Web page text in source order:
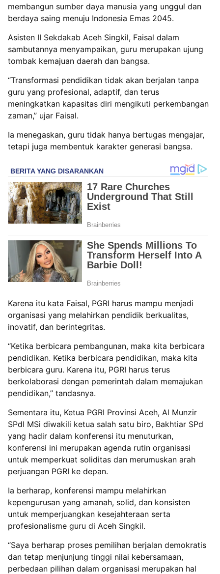
membangun sumber daya manusia yang unggul dan
berdaya saing menuju Indonesia Emas 2045.
Asisten II Sekdakab Aceh Singkil, Faisal dalam
sambutannya menyampaikan, guru merupakan ujung
tombak kemajuan daerah dan bangsa.
“Transformasi pendidikan tidak akan berjalan tanpa
guru yang profesional, adaptif, dan terus
meningkatkan kapasitas diri mengikuti perkembangan
zaman,” ujar Faisal.
Ia menegaskan, guru tidak hanya bertugas mengajar,
tetapi juga membentuk karakter generasi bangsa.
Karena itu kata Faisal, PGRI harus mampu menjadi
organisasi yang melahirkan pendidik berkualitas,
inovatif, dan berintegritas.
“Ketika berbicara pembangunan, maka kita berbicara
pendidikan. Ketika berbicara pendidikan, maka kita
berbicara guru. Karena itu, PGRI harus terus
berkolaborasi dengan pemerintah dalam memajukan
pendidikan,” tandasnya.
Sementara itu, Ketua PGRI Provinsi Aceh, Al Munzir
SPdI MSi diwakili ketua salah satu biro, Bakhtiar SPd
yang hadir dalam konferensi itu menuturkan,
konferensi ini merupakan agenda rutin organisasi
untuk memperkuat soliditas dan merumuskan arah
perjuangan PGRI ke depan.
Ia berharap, konferensi mampu melahirkan
kepengurusan yang amanah, solid, dan konsisten
untuk memperjuangkan kesejahteraan serta
profesionalisme guru di Aceh Singkil.
“Saya berharap proses pemilihan berjalan demokratis
dan tetap menjunjung tinggi nilai kebersamaan,
perbedaan pilihan dalam organisasi merupakan hal